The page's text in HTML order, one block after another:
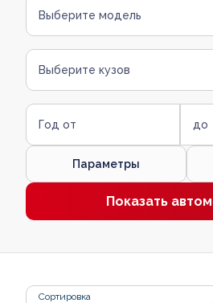
Выберите модель
Выберите кузов
Год от до
Параметры
Показать
Сортировка